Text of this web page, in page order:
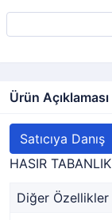
Ürün Açıklaması
Satıcıya Danış
HASIR TABANLIK
Diğer Özellikler